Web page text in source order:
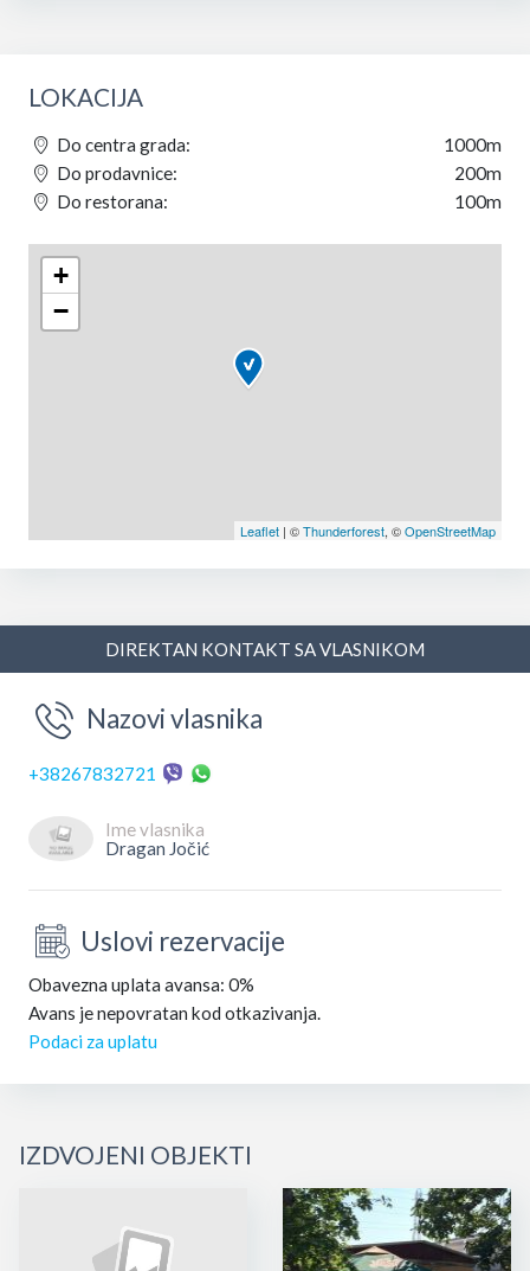
LOKACIJA
Do centra grada:
1000m
Do prodavnice:
200m
Do restorana:
100m
+
−
Leaflet | ©Thunderforest, ©OpenStreetMap
DIREKTAN KONTAKT SA VLASNIKOM
Nazovi vlasnika
+38267832721
Ime vlasnika
Dragan Jočić
Uslovi rezervacije
Obavezna uplata avansa: 0%
Avans je nepovratan kod otkazivanja.
Podaci za uplatu
IZDVOJENI OBJEKTI